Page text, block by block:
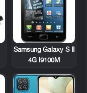
Samsung Galaxy S II
4G I9100M